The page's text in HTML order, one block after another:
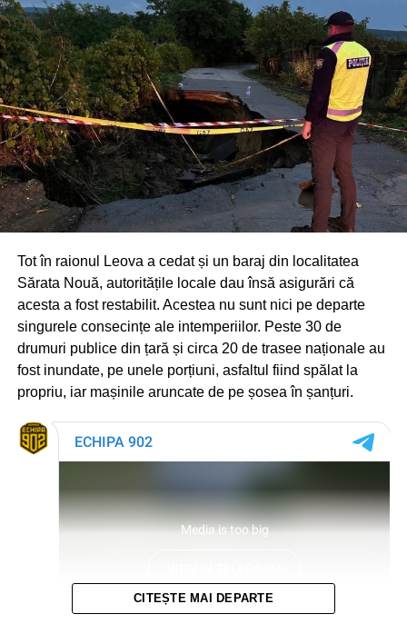
Tot în raionul Leova a cedat și un baraj din localitatea
Sărata Nouă, autoritățile locale dau însă asigurări că
acesta a fost restabilit. Acestea nu sunt nici pe departe
singurele consecințe ale intemperiilor. Peste 30 de
drumuri publice din țară și circa 20 de trasee naționale au
fost inundate, pe unele porțiuni, asfaltul fiind spălat la
propriu, iar mașinile aruncate de pe șosea în șanțuri.
CITEȘTE MAI DEPARTE